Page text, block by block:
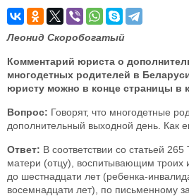
Леонид Скоробогатый
Комментарий юриста о
многодетных родителей в
юристу можно в конце страницы в
Вопрос: Говорят, что многодетные
дополнительный выходной день. Как
Ответ: В соответствии со статьей 265
матери (отцу), воспитывающим троих
до шестнадцати лет (ребенка-
восемнадцати лет), по письменному